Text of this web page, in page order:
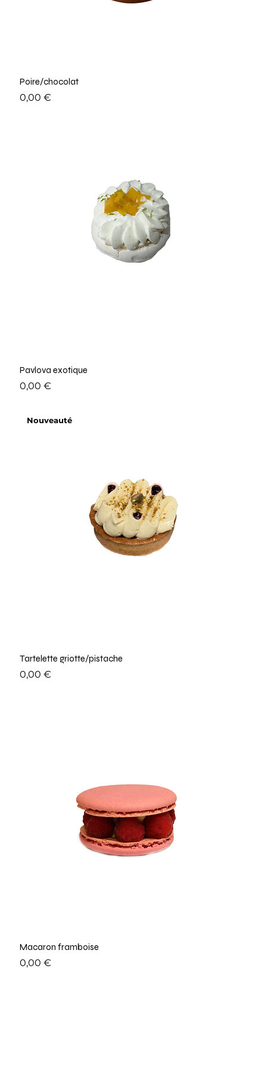
Poire/chocolat
Prix
0,00 €
Pavlova exotique
Prix
0,00 €
Nouveauté
Tartelette griotte/pistache
Prix
0,00 €
Macaron framboise
Prix
0,00 €